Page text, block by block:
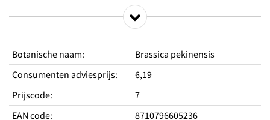
Zaaien: Bij voorkeur voorzaaien in trays of op een zaaibed vanaf eind
maart tot en met juni. Vervolgens na enkele weken uitplanten zodra
het weer dit toelaat. Geef een goede basisbemesting en strooi kalk
voor een hoge Ph. Houd een teeltwisseling van minimaal 1:4 aan. Zaai
regelmatig in kleine hoeveelheden voor een goed gespreide oogst.
Oogst: vanaf half mei tot en met september.
Tip: Chinese kool wortelt vrij ondiep, geef daarom tijdens warm weer
Botanische naam:
Brassica pekinensis
Consumenten adviesprijs:
6,19
Prijscode:
7
EAN code:
8710796605236